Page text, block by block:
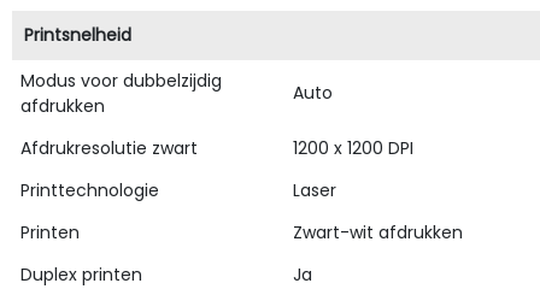
Printsnelheid
Modus voor dubbelzijdig
afdrukken
Auto
Afdrukresolutie zwart
1200 x 1200 DPI
Printtechnologie
Laser
Printen
Zwart-wit afdrukken
Duplex printen
Ja